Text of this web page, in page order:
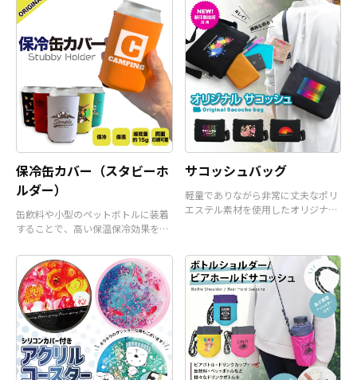
保冷缶カバー（スタビーホ
ルダー）
缶飲料や小型のペットボトルに装着
することで、高い保温保冷効果を発
サコッシュバッグ
軽量でありながら非常に丈夫なポリ
エステル素材を使用したオリジナル